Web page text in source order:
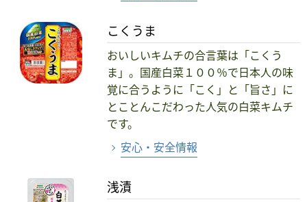
こくうま
おいしいキムチの合言葉は「こくう
ま」。国産白菜１００％で日本人の味
覚に合うように「こく」と「旨さ」に
とことんこだわった人気の白菜キムチ
です。
安心・安全情報
浅漬